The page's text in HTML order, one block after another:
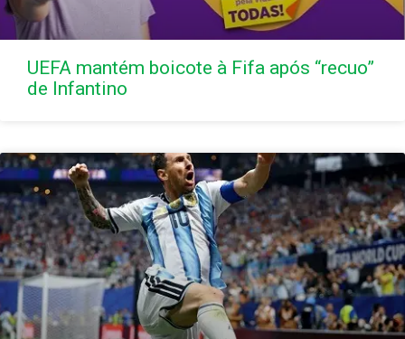
UEFA mantém boicote à Fifa após “recuo”
de Infantino